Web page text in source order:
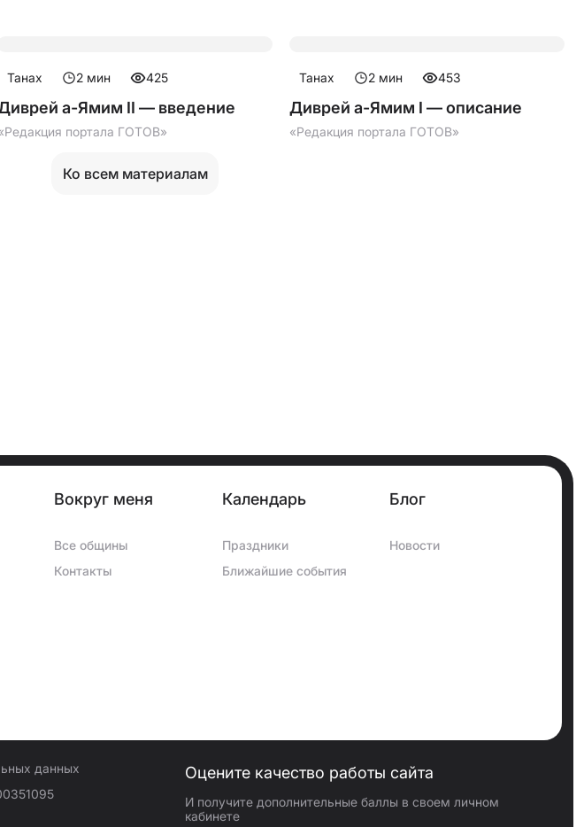
Танах 2 мин 425
а-Ямим II — введение
портала ГОТОВ»
Танах 2мин 453
Диврей а-Ямим I — описание
«Редакция портала ГОТОВ»
Ко всем материалам
Вокруг меня
Все общины
Контакты
Календарь
Праздники
Ближайшие события
Блог
Новости
данных
Оцените качество работы сайта
И получите дополнительные баллы в своем личном
кабинете